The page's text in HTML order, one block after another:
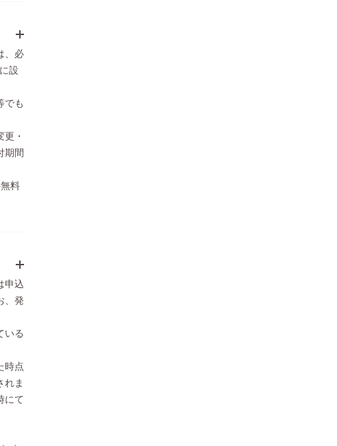
、必
設
でも
・
期間
料
申込
、発
いる
時点
れま
にて